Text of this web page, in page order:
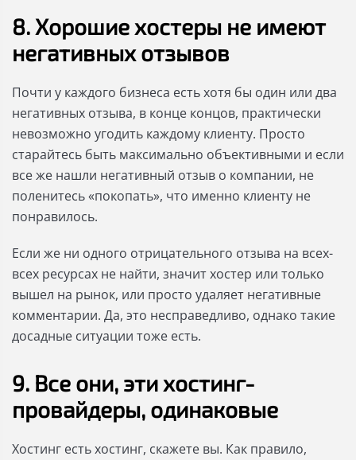
8. Хорошие хостеры не имеют
негативных отзывов
Почти у каждого бизнеса есть хотя бы один или два
негативных отзыва, в конце концов, практически
невозможно угодить каждому клиенту. Просто
старайтесь быть максимально объективными и если
все же нашли негативный отзыв о компании, не
поленитесь «покопать», что именно клиенту не
понравилось.
Если же ни одного отрицательного отзыва на всех-
всех ресурсах не найти, значит хостер или только
вышел на рынок, или просто удаляет негативные
комментарии. Да, это несправедливо, однако такие
досадные ситуации тоже есть.
9. Все они, эти хостинг-
провайдеры, одинаковые
Хостинг есть хостинг, скажете вы. Как правило,